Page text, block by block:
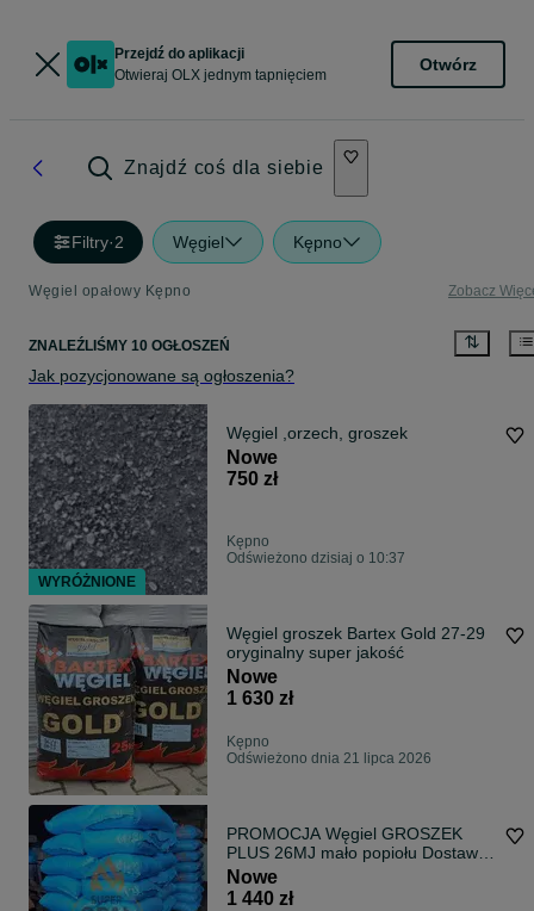
Przejdź do aplikacji
Otwieraj OLX jednym tapnięciem
Otwórz
Znajdź coś dla siebie
Filtry·2 Węgiel Kępno
Węgiel opałowy Kępno Zobacz
ZNALEŹLIŚMY 10 OGŁOSZEŃ
Jak pozycjonowane są ogłoszenia?
Węgiel ,orzech, groszek
Nowe
750 zł
Kępno
Odświeżono dzisiaj o 10:37
Węgiel groszek Bartex Gold 27-29
oryginalny super jakość
Nowe
1 630 zł
Kępno
Odświeżono dnia 21 lipca 2026
PROMOCJA Węgiel GROSZEK
PLUS 26MJ mało popiołu Dostawa
Gratis worki 25kg
Nowe
1 440 zł
WYRÓŻNIONE